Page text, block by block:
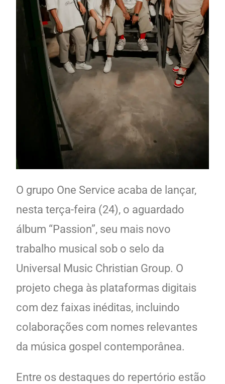
O grupo One Service acaba de lançar,
nesta terça-feira (24), o aguardado
álbum “Passion”, seu mais novo
trabalho musical sob o selo da
Universal Music Christian Group. O
projeto chega às plataformas digitais
com dez faixas inéditas, incluindo
colaborações com nomes relevantes
da música gospel contemporânea.
Entre os destaques do repertório estão